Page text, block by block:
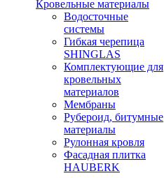
Кровельные материалы
Водосточные
системы
Гибкая черепица
SHINGLAS
Комплектующие для
кровельных
материалов
Мембраны
Рубероид, битумные
материалы
Рулонная кровля
Фасадная плитка
HAUBERK